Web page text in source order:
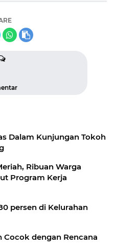
Dalam Kunjungan Tokoh
Ribuan Warga
Program Kerja
persen di Kelurahan
dengan Rencana